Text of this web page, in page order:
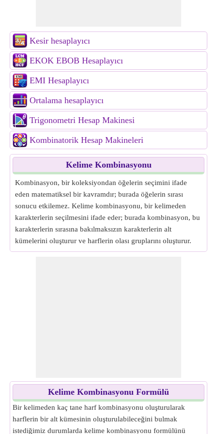
Kesir hesaplayıcı
EKOK EBOB Hesaplayıcı
EMI Hesaplayıcı
Ortalama hesaplayıcı
Trigonometri Hesap Makinesi
Kombinatorik Hesap Makineleri
Kelime Kombinasyonu
Kombinasyon, bir koleksiyondan öğelerin seçimini ifade
eden matematiksel bir kavramdır; burada öğelerin sırası
sonucu etkilemez. Kelime kombinasyonu, bir kelimeden
karakterlerin seçilmesini ifade eder; burada kombinasyon, bu
karakterlerin sırasına bakılmaksızın karakterlerin alt
kümelerini oluşturur ve harflerin olası gruplarını oluşturur.
Kelime Kombinasyonu Formülü
Bir kelimeden kaç tane harf kombinasyonu oluşturularak
harflerin bir alt kümesinin oluşturulabileceğini bulmak
istediğimiz durumlarda kelime kombinasyonu formülünü